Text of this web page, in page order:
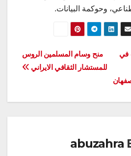
وحوكمة البيانات.
منح وسام المسلمين الروس
للمستشار الثقافي الايراني
في
abuzahra